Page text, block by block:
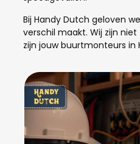
Bij Handy Dutch geloven
verschil maakt. Wij zijn
zijn jouw buurtmonteurs in